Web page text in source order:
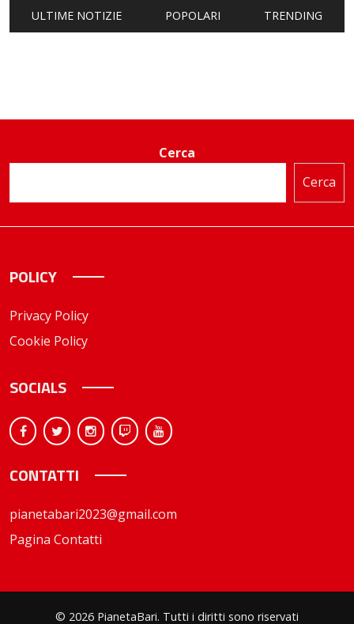
ULTIME NOTIZIE POPOLARI TRENDING
Cerca
Cerca
POLICY
Privacy Policy
Cookie Policy
SOCIALS
CONTATTI
pianetabari2023@gmail.com
Pagina Contatti
© 2026 PianetaBari. Tutti i diritti sono riservati